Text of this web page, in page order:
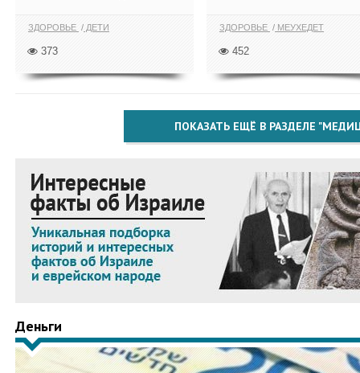
ЗДОРОВЬЕ ДЕТИ
373
ЗДОРОВЬЕ МЕУХЕДЕТ
452
ПОКАЗАТЬ ЕЩЁ В РАЗДЕЛЕ
Деньги